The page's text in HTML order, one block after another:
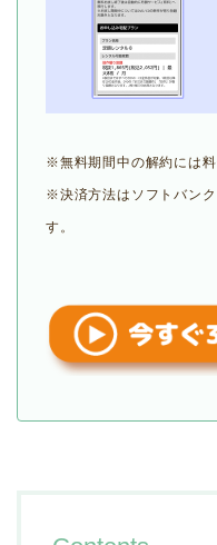
※無料期間中の解約には料
※決済方法はソフトバン
す。